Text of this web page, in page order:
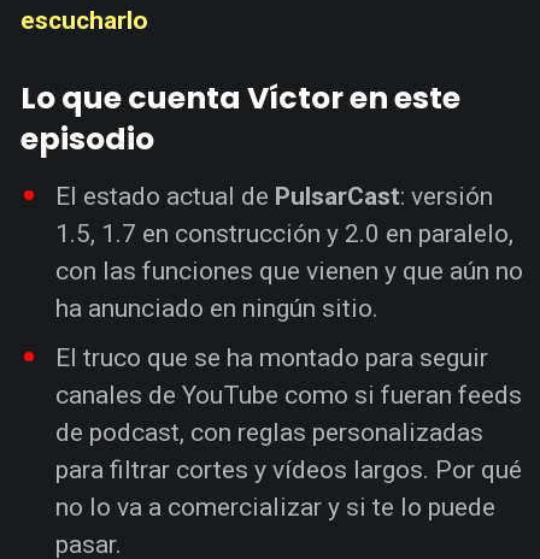
escucharlo
Lo que cuenta Víctor en este
episodio
El estado actual de PulsarCast: versión
1.5, 1.7 en construcción y 2.0 en paralelo,
con las funciones que vienen y que aún no
ha anunciado en ningún sitio.
El truco que se ha montado para seguir
canales de YouTube como si fueran feeds
de podcast, con reglas personalizadas
para filtrar cortes y vídeos largos. Por qué
no lo va a comercializar y si te lo puede
pasar.